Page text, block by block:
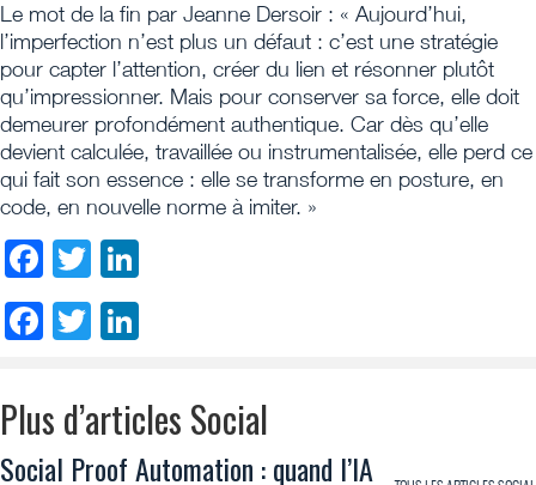
Le mot de la fin par Jeanne Dersoir : « Aujourd’hui,
l’imperfection n’est plus un défaut : c’est une stratégie
pour capter l’attention, créer du lien et résonner plutôt
qu’impressionner. Mais pour conserver sa force, elle doit
demeurer profondément authentique. Car dès qu’elle
devient calculée, travaillée ou instrumentalisée, elle perd ce
qui fait son essence : elle se transforme en posture, en
code, en nouvelle norme à imiter. »
Facebook
Twitter
Facebook
Twitter
Plus d’articles Social
Social Proof Automation : quand l’IA